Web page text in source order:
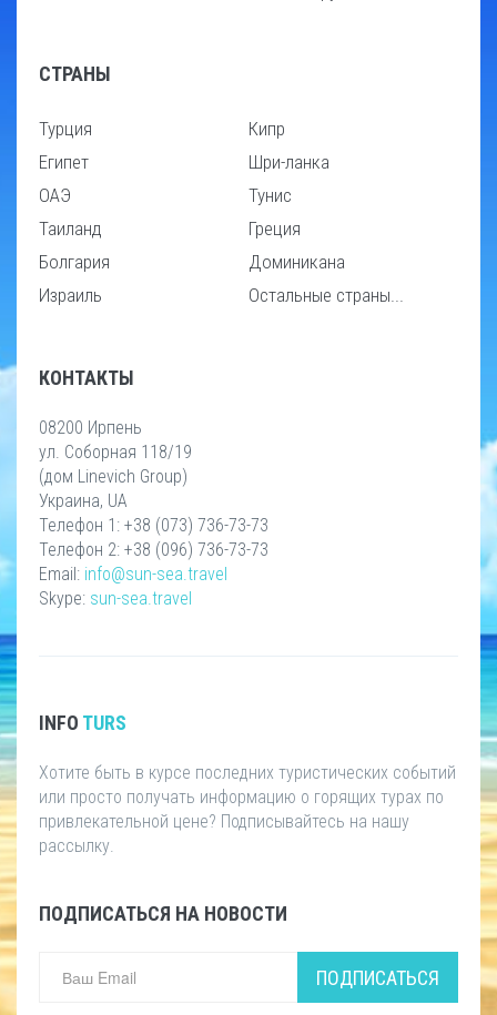
СТРАНЫ
Турция
Египет
ОАЭ
Таиланд
Болгария
Израиль
Кипр
Шри-ланка
Тунис
Греция
Доминикана
Остальные страны...
КОНТАКТЫ
08200 Ирпень
ул. Соборная 118/19
(дом Linevich Group)
Украина, UA
Телефон 1: +38 (073) 736-73-73
Телефон 2: +38 (096) 736-73-73
Email: info@sun-sea.travel
Skype: sun-sea.travel
INFO TURS
Хотите быть в курсе последних туристических событий
или просто получать информацию о горящих турах по
привлекательной цене? Подписывайтесь на нашу
рассылку.
ПОДПИСАТЬСЯ НА НОВОСТИ
ПОДПИСАТЬСЯ